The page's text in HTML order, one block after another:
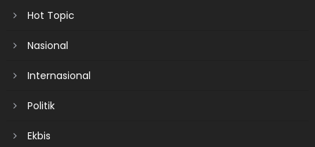
Hot Topic
Nasional
Internasional
Politik
Ekbis